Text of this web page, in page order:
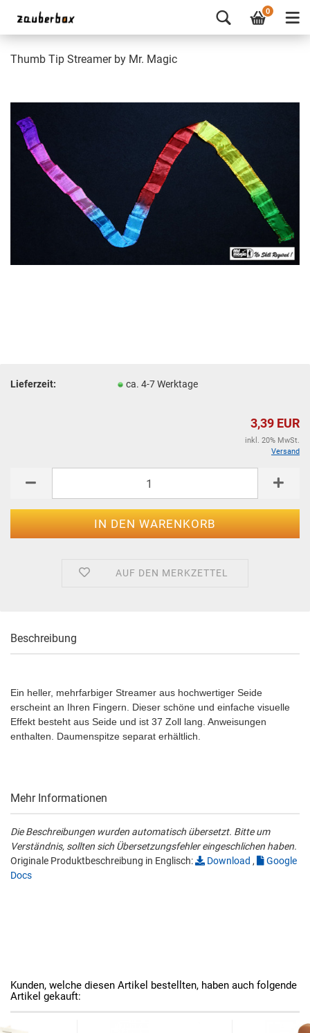
0
Thumb Tip Streamer by Mr. Magic
Lieferzeit: ca. 4-7 Werktage
3,39 EUR
inkl. 20% MwSt.
Versand
AUF DEN MERKZETTEL
Beschreibung
Ein heller, mehrfarbiger Streamer aus hochwertiger Seide
erscheint an Ihren Fingern. Dieser schöne und einfache visuelle
Effekt besteht aus Seide und ist 37 Zoll lang. Anweisungen
enthalten. Daumenspitze separat erhältlich.
Mehr Informationen
Die Beschreibungen wurden automatisch übersetzt. Bitte um
Verständnis, sollten sich Übersetzungsfehler eingeschlichen haben.
Originale Produktbeschreibung in Englisch:
Download ,
Google
Docs
Kunden, welche diesen Artikel bestellten, haben auch folgende
Artikel gekauft: